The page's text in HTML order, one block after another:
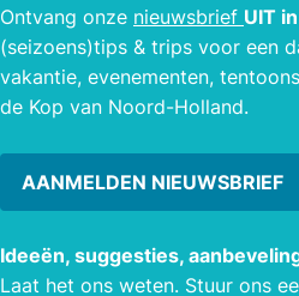
Ontvang onze nieuwsbrief UIT
(seizoens)tips & trips voor een
vakantie, evenementen,
de Kop van Noord-Holland.
AANMELDEN NIEUWSBRIEF
Ideeën, suggesties,
Laat het ons weten. Stuur ons